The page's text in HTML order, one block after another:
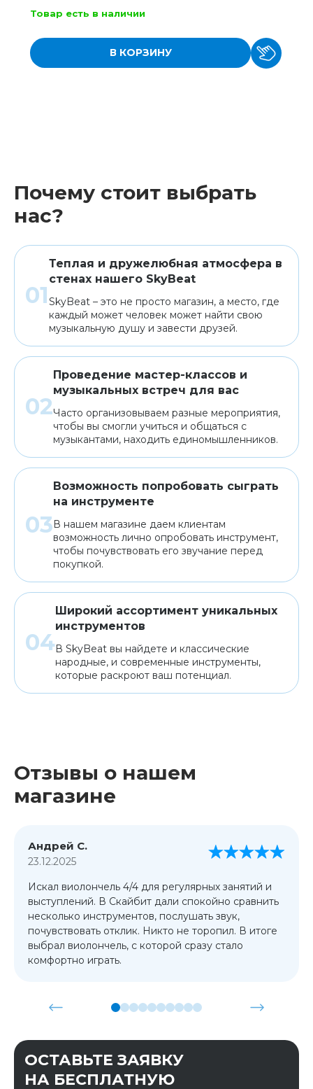
Товар есть в наличии
В КОРЗИНУ
Почему стоит выбрать
нас?
Теплая и дружелюбная атмосфера в
стенах нашего SkyBeat
SkyBeat – это не просто магазин, а место, где
каждый может человек может найти свою
музыкальную душу и завести друзей.
Проведение мастер-классов и
музыкальных встреч для вас
Часто организовываем разные мероприятия,
чтобы вы смогли учиться и общаться с
музыкантами, находить единомышленников.
Возможность попробовать сыграть
на инструменте
В нашем магазине даем клиентам
возможность лично опробовать инструмент,
чтобы почувствовать его звучание перед
покупкой.
Широкий ассортимент уникальных
инструментов
В SkyBeat вы найдете и классические
народные, и современные инструменты,
которые раскроют ваш потенциал.
Отзывы о нашем
магазине
Андрей С.
23.12.2025
Искал виолончель 4/4 для регулярных занятий и
выступлений. В Скайбит дали спокойно сравнить
несколько инструментов, послушать звук,
почувствовать отклик. Никто не торопил. В итоге
выбрал виолончель, с которой сразу стало
комфортно играть.
ОСТАВЬТЕ ЗАЯВКУ
НА БЕСПЛАТНУЮ